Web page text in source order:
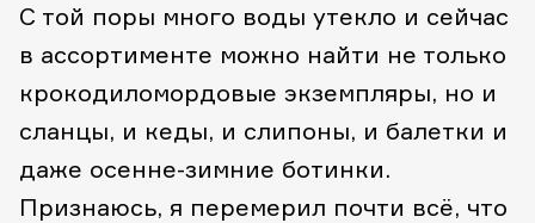
С той поры много воды утекло и сейчас
в ассортименте можно найти не только
крокодиломордовые экземпляры, но и
сланцы, и кеды, и слипоны, и балетки и
даже осенне-зимние ботинки.
Признаюсь, я перемерил почти всё, что